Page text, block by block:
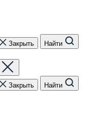
Закрыть
Найти
Закрыть
Найти